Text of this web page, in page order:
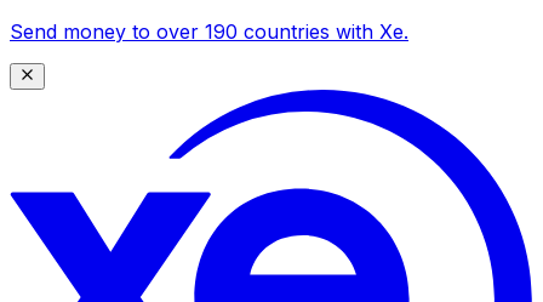
Send money to over 190 countries with Xe.